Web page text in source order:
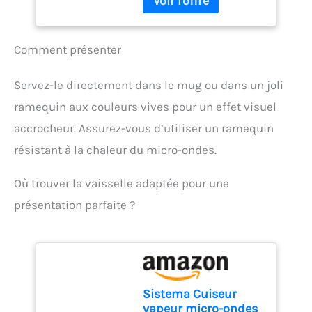
vaisselle, Ø 9 cm, 130
préparer et servir des
Ils résistent aux chocs
thermiques et
conviennent au four, au
micro-ondes et au lave-
compacte avec une
diamètre de 9 cm et une
fonctionnalité et style.
Comment présenter
Servez-le directement dans le mug ou dans un joli
ramequin aux couleurs vives pour un effet visuel
accrocheur. Assurez-vous d’utiliser un ramequin
résistant à la chaleur du micro-ondes.
Où trouver la vaisselle adaptée pour une
présentation parfaite ?
Sistema Cuiseur
vapeur micro-ondes